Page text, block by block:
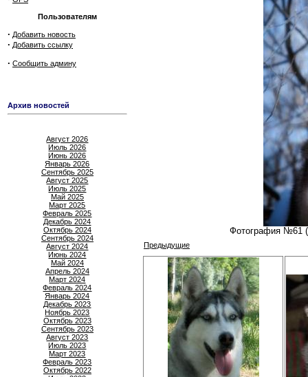
Пользователям
· Добавить новость
· Добавить ссылку
· Сообщить админу
Архив новостей
Август 2026
Июль 2026
Июнь 2026
Январь 2026
Сентябрь 2025
Август 2025
Июль 2025
Май 2025
Март 2025
Февраль 2025
Декабрь 2024
Октябрь 2024
Сентябрь 2024
Август 2024
Июнь 2024
Май 2024
Апрель 2024
Март 2024
Февраль 2024
Январь 2024
Декабрь 2023
Ноябрь 2023
Октябрь 2023
Сентябрь 2023
Август 2023
Июль 2023
Март 2023
Февраль 2023
Октябрь 2022
Фотография №61
Предыдущие